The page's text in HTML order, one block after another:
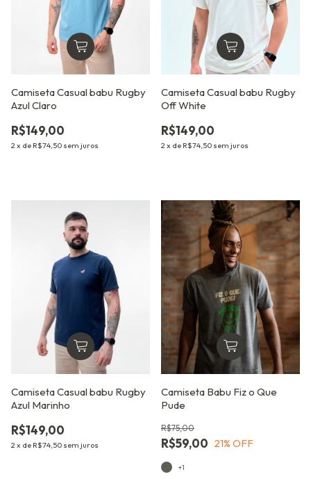
Camiseta Casual babu Rugby
Azul Claro
R$149,00
2 x de R$74,50 sem juros
Camiseta Casual babu Rugby
Off White
R$149,00
2 x de R$74,50 sem juros
Camiseta Casual babu Rugby
Azul Marinho
R$149,00
2 x de R$74,50 sem juros
Camiseta Babu Fiz o Que
Pude
R$59,00
R$75,00
21% OFF
+1